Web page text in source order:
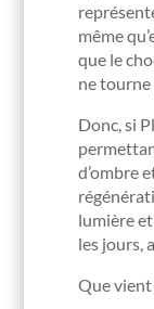
même
que le
ne
Donc, si
d’ombre
lumière
les jours,
Que vient